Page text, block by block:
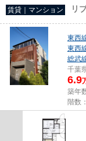
賃貸｜マンション リ
東西
東西
総武
千葉
6.9
築年
階数